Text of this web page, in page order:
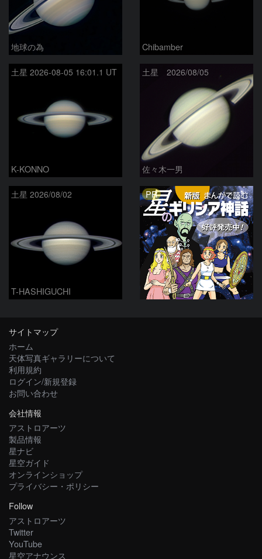
地球の為 Chibamber
土星 2026-08-05 16:01.1 UT
K-KONNO
土星 2026/08/05
佐々木一男
土星 2026/08/02
T-HASHIGUCHI
PR
サイトマップ
ホーム
天体写真ギャラリーについて
利用規約
ログイン/新規登録
お問い合わせ
会社情報
アストロアーツ
製品情報
星ナビ
星空ガイド
オンラインショップ
プライバシー・ポリシー
Follow
アストロアーツ
Twitter
YouTube
星空アナウンス